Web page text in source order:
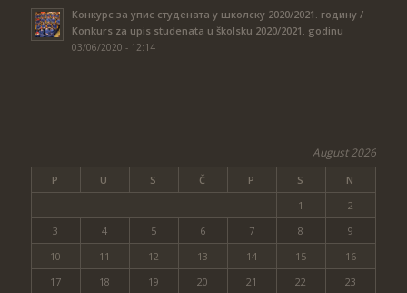
Конкурс за упис студената у школску 2020/2021. годину /
Konkurs za upis studenata u školsku 2020/2021. godinu
03/06/2020 - 12:14
August 2026
P U S Č P S N
1
2
3
4 5 6 7 8
9
10
11 12 13 14 15
16
17
18 19 20 21 22
23